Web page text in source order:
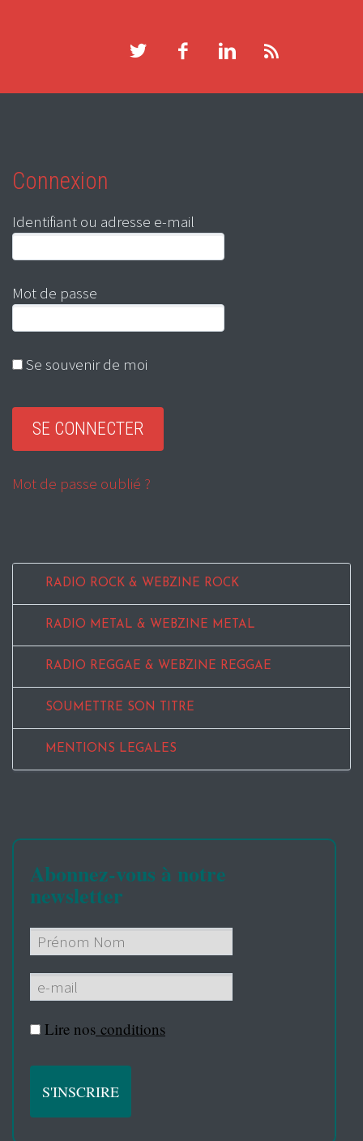
Connexion
Identifiant ou adresse e-mail
Mot de passe
Se souvenir de moi
Mot de passe oublié ?
RADIO ROCK & WEBZINE ROCK
RADIO METAL & WEBZINE METAL
RADIO REGGAE & WEBZINE REGGAE
SOUMETTRE SON TITRE
MENTIONS LEGALES
Abonnez-vous à notre
newsletter
Lire nos conditions